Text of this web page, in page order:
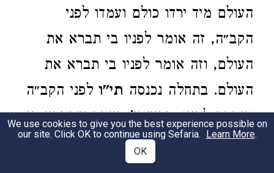
העולם מיד ירדו כולם ועמדו לפני
הקב״ה, זה אומר לפניו בי תברא את
העולם, וזה אומר לפניו בי תברא את
העולם. בתחלה נכנסה תי"ו לפני הקב״ה
ואמרה לפניו: רבש״ע! רצונך שתברא בי
את עולמך, שבי אתה נותן תורה
We use cookies to give you the best experience possible on
our site. Click OK to continue using Sefaria. Learn More.
OK